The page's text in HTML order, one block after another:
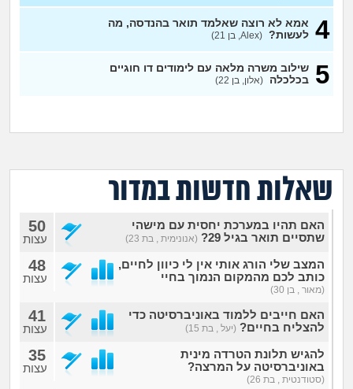
עבודה וקריירה
חברים ואנשים
מה שעובר עליי
שומרים על הגוף
יוקר המחיה
גאווה
4 אמא לא רוצה שאלמד תואר בהנדסה, מה
לעשות? (Alex, בן 21)
5 שילוב משרה מלאה עם לימודים דו חוגיים
בכלכלה (אלון, בן 22)
שאלות חדשות במדור
האם תהיו במערכת יחסית עם מישהי
שתסיים תואר בגיל 29?
(אנונימית , בת 23)
50
עצות
המצב שלי הורג אותי אין לי כיוון לחיים,
כותב לכם מהמקום הנמוך בחיי
(מאור , בן 30)
48
עצות
האם חייבים ללמוד באוניברסיטה כדי
להצליח בחיים? (יעל , בת 15)
41
עצות
להגיש תלונת הטרדה מינית
באוניברסיטה על המרצה?
(סטודנטית , בת 26)
35
עצות